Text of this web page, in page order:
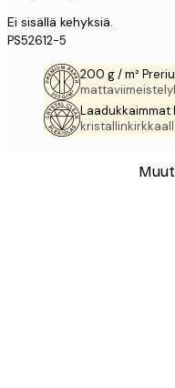
Ei sisällä kehyksiä.
PS52612-5
200 g / m²
Laadukkaimmat